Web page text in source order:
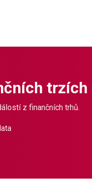
trzích
z finančních trhů.